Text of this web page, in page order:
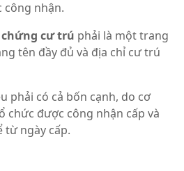
công nhận.
chứng cư trú phải là một trang
tên đầy đủ và địa chỉ cư trú
phải có cả bốn cạnh, do cơ
chức được công nhận cấp và
từ ngày cấp.